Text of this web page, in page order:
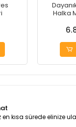
Halka
kısa sürede elinize